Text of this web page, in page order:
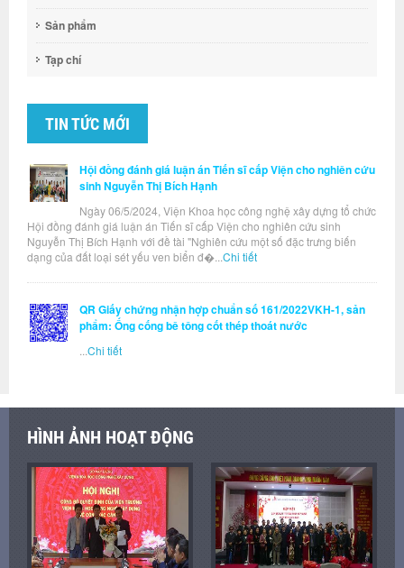
Sản phẩm
Tạp chí
TIN TỨC MỚI
Hội đồng đánh giá luận án Tiến sĩ cấp Viện cho nghiên cứu
sinh Nguyễn Thị Bích Hạnh
Ngày 06/5/2024, Viện Khoa học công nghệ xây dựng tổ chức
Hội đồng đánh giá luận án Tiến sĩ cấp Viện cho nghiên cứu sinh
Nguyễn Thị Bích Hạnh với đề tài "Nghiên cứu một số đặc trưng biến
dạng của đất loại sét yếu ven biển đ�... Chi tiết
QR Giấy chứng nhận hợp chuẩn số 161/2022VKH-1, sản
phẩm: Ống cống bê tông cốt thép thoát nước
Chi tiết
HÌNH ẢNH HOẠT ĐỘNG